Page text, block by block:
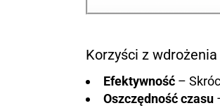
Korzyści z
Efektywność –
Oszczędność czasu